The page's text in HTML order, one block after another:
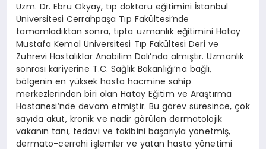
Uzm. Dr. Ebru Okyay, tıp doktoru eğitimini İstanbul
Üniversitesi Cerrahpaşa Tıp Fakültesi’nde
tamamladıktan sonra, tıpta uzmanlık eğitimini Hatay
Mustafa Kemal Üniversitesi Tıp Fakültesi Deri ve
Zührevi Hastalıklar Anabilim Dalı’nda almıştır. Uzmanlık
sonrası kariyerine T.C. Sağlık Bakanlığı’na bağlı,
bölgenin en yüksek hasta hacmine sahip
merkezlerinden biri olan Hatay Eğitim ve Araştırma
Hastanesi’nde devam etmiştir. Bu görev süresince, çok
sayıda akut, kronik ve nadir görülen dermatolojik
vakanın tanı, tedavi ve takibini başarıyla yönetmiş,
dermato-cerrahi işlemler ve yatan hasta yönetimi